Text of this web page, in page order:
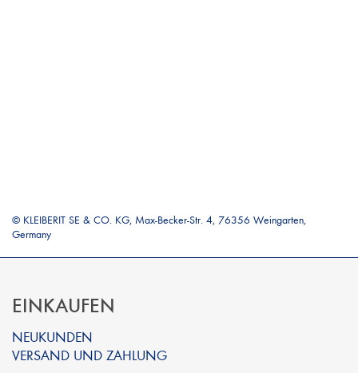
© KLEIBERIT SE & CO. KG, Max-Becker-Str. 4, 76356 Weingarten,
Germany
EINKAUFEN
NEUKUNDEN
VERSAND UND ZAHLUNG